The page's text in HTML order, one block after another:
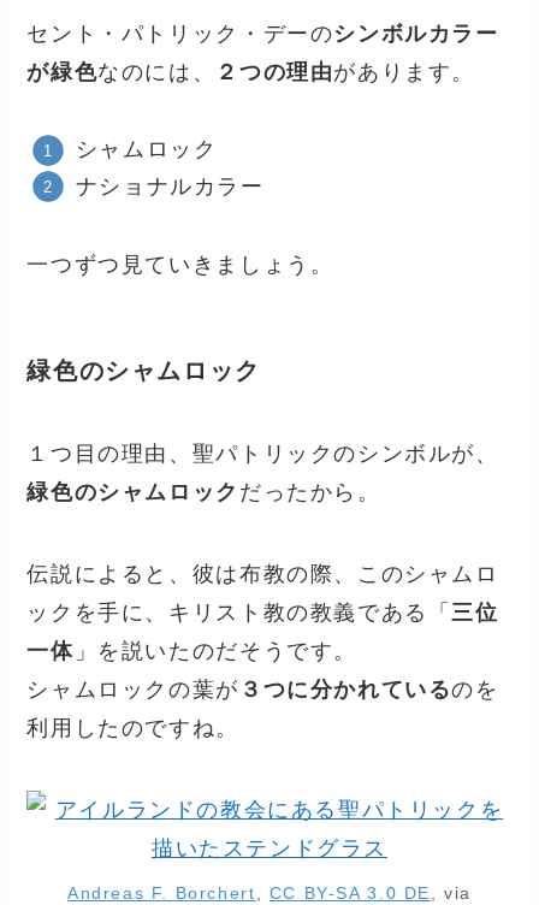
セント・パトリック・デーのシンボルカラー
が緑色なのには、 ２つの理由があります。
シャムロック
ナショナルカラー
一つずつ見ていきましょう。
緑色のシャムロック
１つ目の理由、聖パトリックのシンボルが、
緑色のシャムロック だったから。
伝説によると、彼は布教の際、このシャムロ
ックを手に、キリスト教の教義である「三位
一体 」を説いたのだそうです。
シャムロックの葉が ３つに分かれているのを
利用したのですね。
Andreas F. Borchert CC BY-SA 3.0 DE
, via